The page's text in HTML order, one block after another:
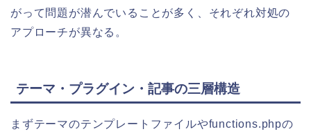
がって問題が潜んでいることが多く、それぞれ対処の
アプローチが異なる。
テーマ・プラグイン・記事の三層構造
まずテーマのテンプレートファイルやfunctions.phpの